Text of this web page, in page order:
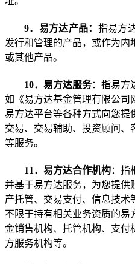
9．易方达产品： 指易方
发行和管理的产品，或作为
或其他产品。
10．易方达服务：指易方
如《易方达基金管理有限公司
易方达平台等各种方式向您提
交易、交易辅助、投资顾问
等服务。
11 ．易方达合作机构：指
并基于易方达服务，为您提供
产托管、交易支付、信息技术
不限于持有相关业务资质的
金销售机构、托管机构、支付
方服务机构等。